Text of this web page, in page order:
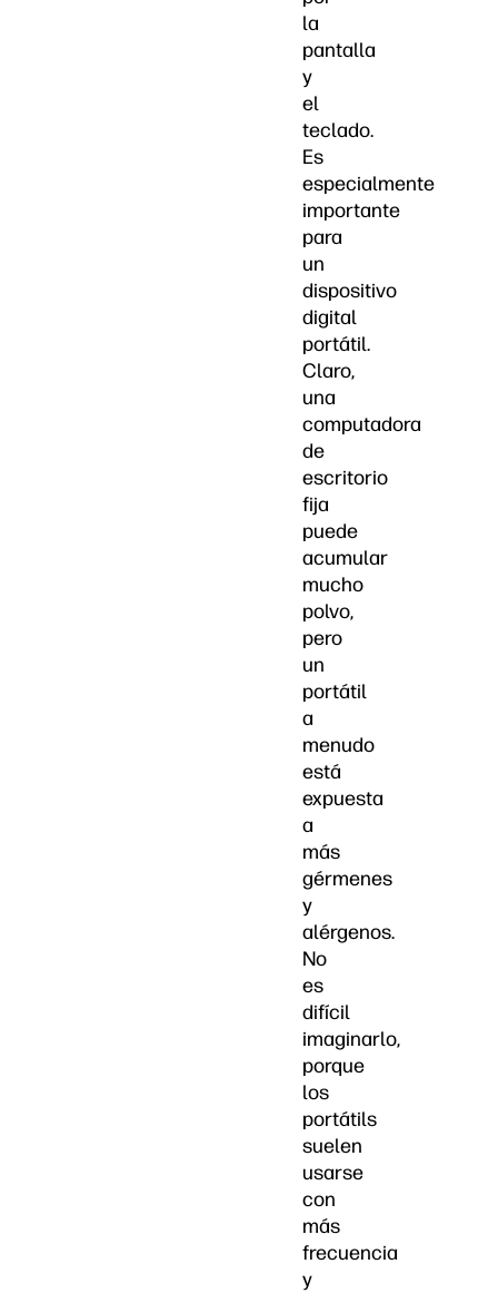
la
pantalla
y
el
teclado.
Es
especialmente
importante
para
un
dispositivo
digital
portátil.
Claro,
una
computadora
de
escritorio
fija
puede
acumular
mucho
polvo,
pero
un
portátil
a
menudo
está
expuesta
a
más
gérmenes
y
alérgenos.
No
es
difícil
imaginarlo,
porque
los
portátils
suelen
usarse
con
más
frecuencia
y